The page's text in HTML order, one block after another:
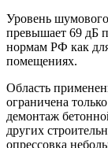
Уровень шумового
превышает 69 дБ
нормам РФ как
помещениях.
Область
ограничена
демонтаж
других
опрессовка